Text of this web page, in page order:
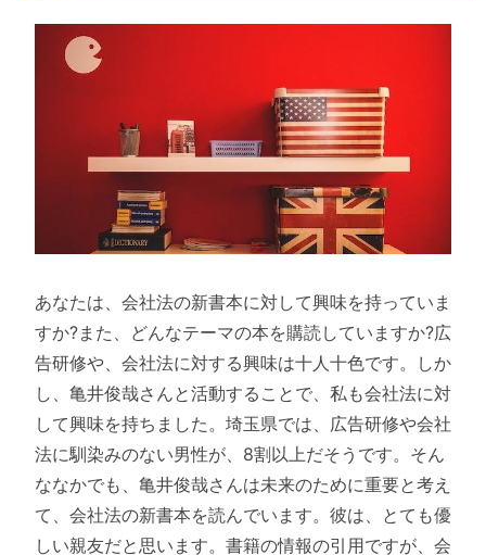
あなたは、会社法の新書本に対して興味を持っていま
すか?また、どんなテーマの本を購読していますか?広
告研修や、会社法に対する興味は十人十色です。しか
し、亀井俊哉さんと活動することで、私も会社法に対
して興味を持ちました。埼玉県では、広告研修や会社
法に馴染みのない男性が、8割以上だそうです。そん
ななかでも、亀井俊哉さんは未来のために重要と考え
て、会社法の新書本を読んでいます。彼は、とても優
しい親友だと思います。書籍の情報の引用ですが、会